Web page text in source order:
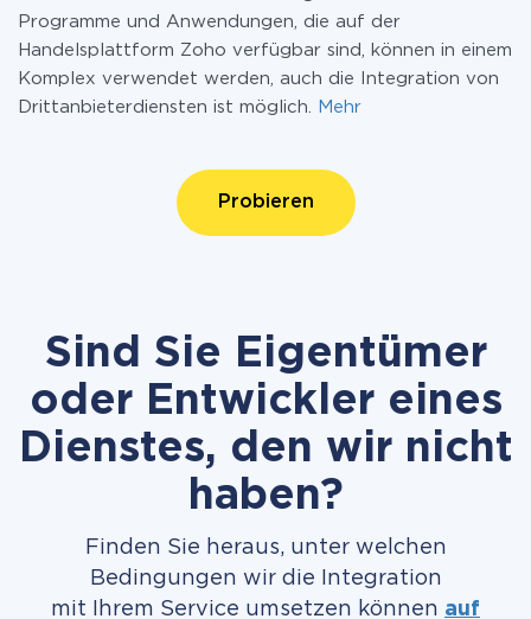
Programme und Anwendungen, die auf der
Handelsplattform Zoho verfügbar sind, können in einem
Komplex verwendet werden, auch die Integration von
Drittanbieterdiensten ist möglich.
Mehr
Probieren
Sind Sie Eigentümer
oder Entwickler eines
Dienstes, den wir nicht
haben?
Finden Sie heraus, unter welchen
Bedingungen wir die Integration
mit Ihrem Service umsetzen können auf